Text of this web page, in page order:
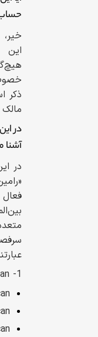
این
ذکر
در
در
1- Port Scan